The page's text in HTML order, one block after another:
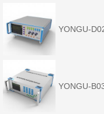
YONGU-
YONGU-